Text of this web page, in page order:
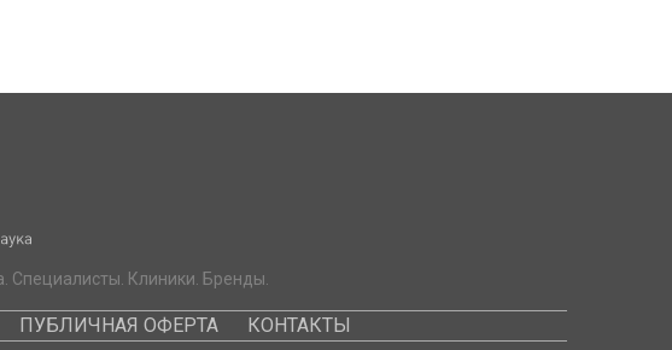
Специалисты. Клиники. Бренды.
ПУБЛИЧНАЯ ОФЕРТА КОНТАКТЫ